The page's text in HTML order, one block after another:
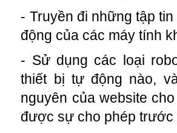
- Truyền đi những tập
động của các máy tính
- Sử dụng các loại
thiết bị tự động nào,
nguyên của website
được sự cho phép